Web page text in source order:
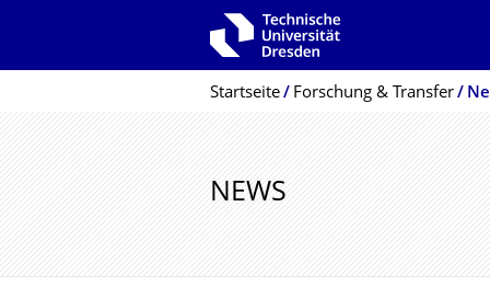
Zur Hauptnavigation springen
Breadcrumb-Menü
Startseite Forschung & Transfer
NEWS